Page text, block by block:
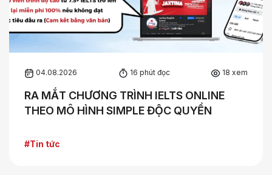
04.08.2026 16 phút đọc 18 xem
RA MẮT CHƯƠNG TRÌNH IELTS ONLINE
THEO MÔ HÌNH SIMPLE ĐỘC QUYỀN
#Tin tức